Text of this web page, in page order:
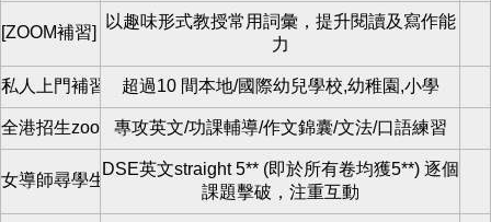
[ZOOM補習] 網上英文班招生
以趣味形式教授常用詞彙，提升閱讀及寫作能
力
私人上門補習 超過10 間本地/國際幼兒學校,幼稚園,小學
全港招生zoom教學專攻英文/功課輔導/作文錦囊/文法/口語練習
女導師尋學生
DSE英文straight 5** (即於所有卷均獲5**) 逐個
課題擊破，注重互動